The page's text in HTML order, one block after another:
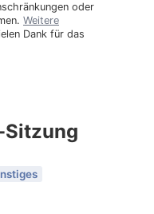
oder
Weitere
Dank für das
Sitzung